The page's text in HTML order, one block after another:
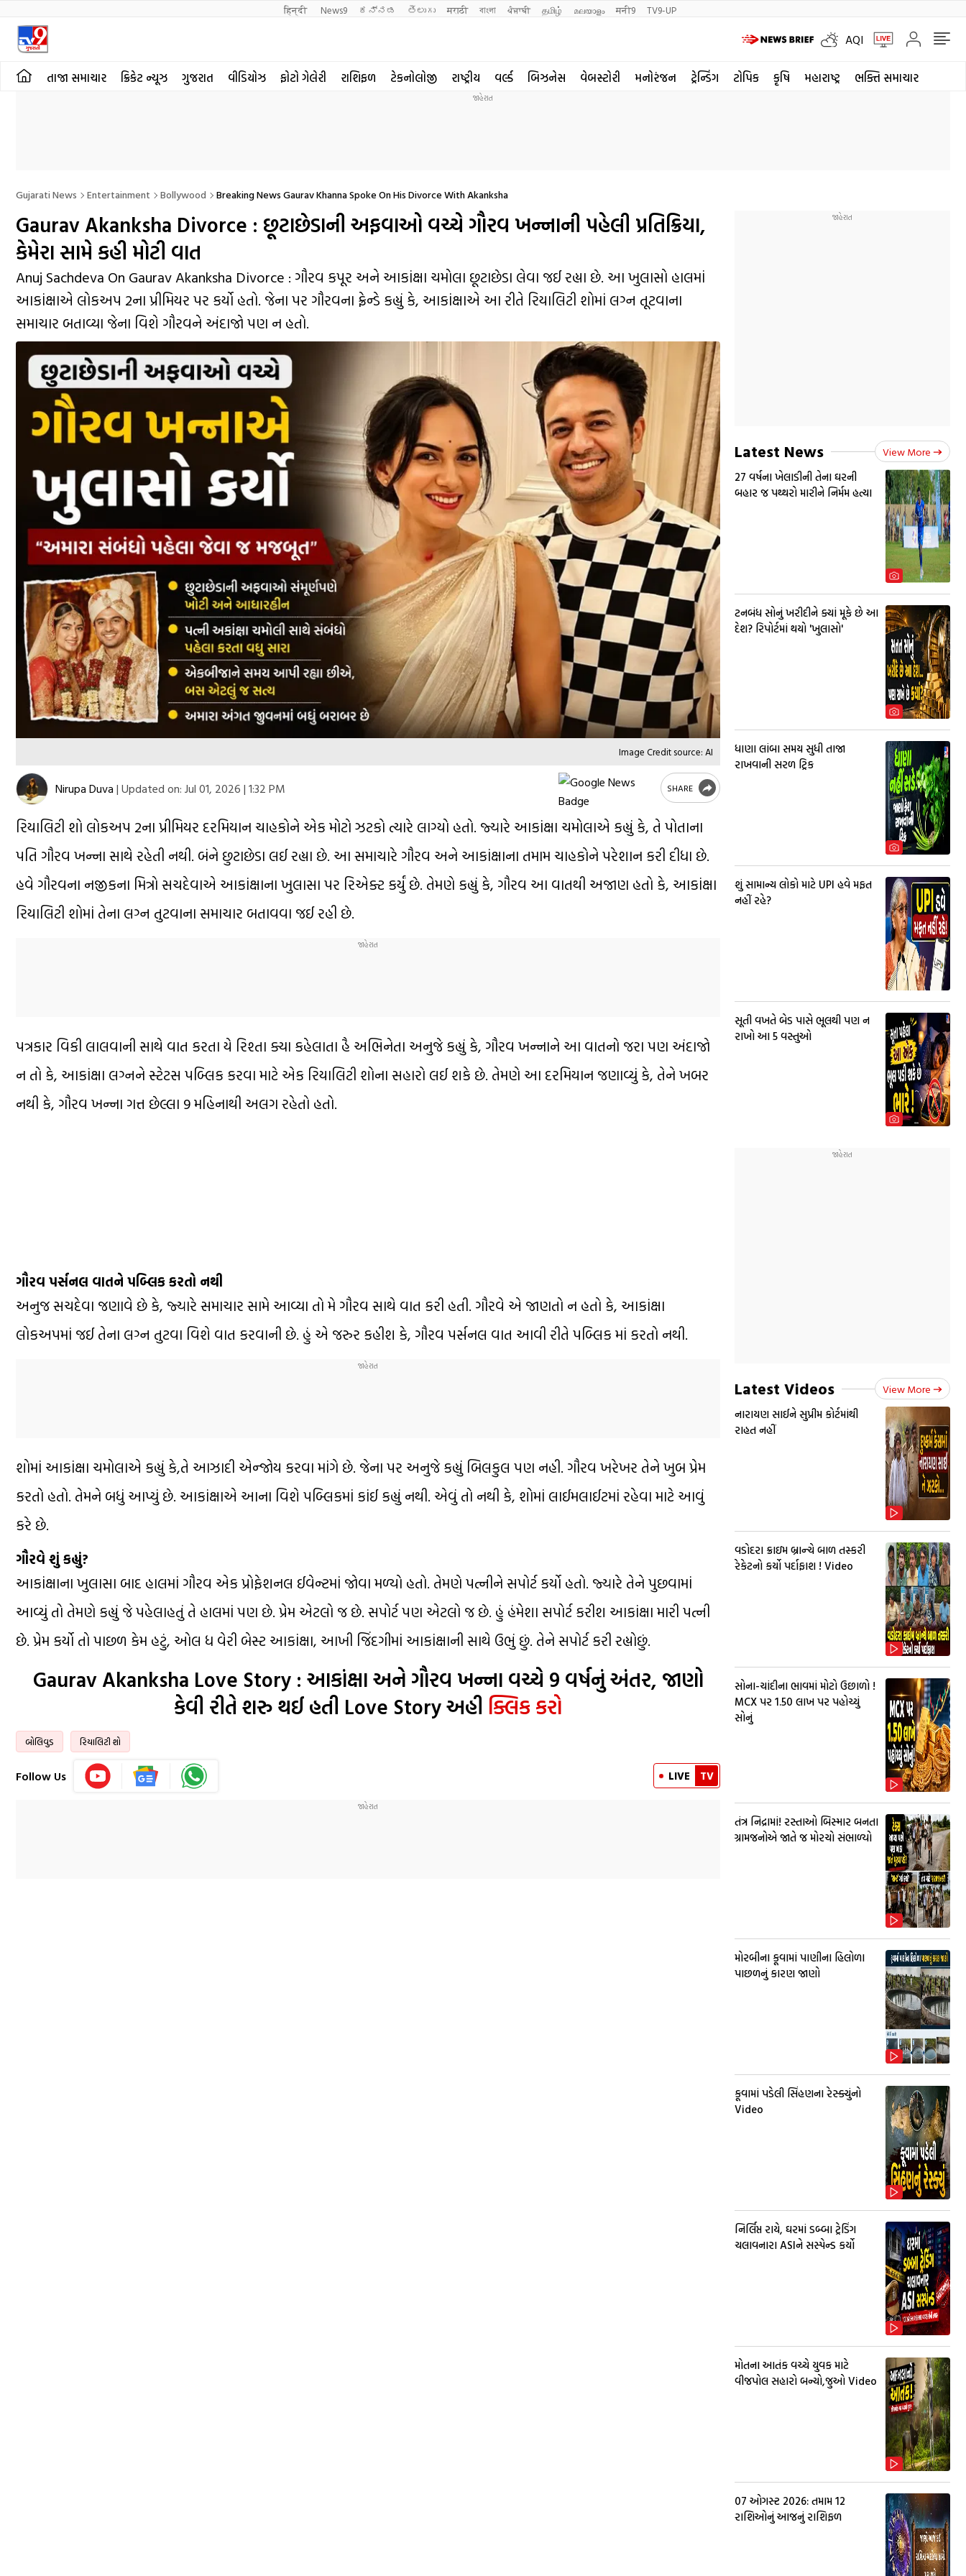
हिन्दी News9 ಕನ್ನಡ తెలుగు मराठी বাংলা ਪੰਜਾਬੀ தமிழ் മലയാളം मनी9 TV9-UP
AQI
તાજા સમાચાર ક્રિકેટ ન્યૂઝ ગુજરાત વીડિયોઝ ફોટો ગેલેરી રાશિફળ ટેકનોલોજી રાષ્ટ્રીય વર્લ્ડ બિઝનેસ વેબસ્ટોરી મનોરંજન ટ્રેન્ડિંગ ટોપિક કૃષિ મહારાષ્ટ્ર ભક્તિ સમાચાર
Gujarati News Entertainment Bollywood Breaking News Gaurav Khanna Spoke On His Divorce With Akanksha
Gaurav Akanksha Divorce : છૂટાછેડાની અફવાઓ વચ્ચે ગૌરવ ખન્નાની પહેલી પ્રતિક્રિયા,
કેમેરા સામે કહી મોટી વાત
Anuj Sachdeva On Gaurav Akanksha Divorce : ગૌરવ કપૂર અને આકાંક્ષા ચમોલા છૂટાછેડા લેવા જઈ રહ્યા છે. આ ખુલાસો હાલમાં
આકાંક્ષાએ લોકઅપ 2ના પ્રીમિયર પર કર્યો હતો. જેના પર ગૌરવના ફ્રેન્ડે કહ્યું કે, આકાંક્ષાએ આ રીતે રિયાલિટી શોમાં લગ્ન તૂટવાના
સમાચાર બતાવ્યા જેના વિશે ગૌરવને અંદાજો પણ ન હતો.
Image Credit source: AI
Nirupa Duva | Updated on: Jul 01, 2026 | 1:32 PM SHARE
રિયાલિટી શો લોકઅપ 2ના પ્રીમિયર દરમિયાન ચાહકોને એક મોટો ઝટકો ત્યારે લાગ્યો હતો. જ્યારે આકાંક્ષા ચમોલાએ કહ્યું કે, તે પોતાના
પતિ ગૌરવ ખન્ના સાથે રહેતી નથી. બંને છુટાછેડા લઈ રહ્યા છે. આ સમાચારે ગૌરવ અને આકાંક્ષાના તમામ ચાહકોને પરેશાન કરી દીધા છે.
હવે ગૌરવના નજીકના મિત્રો સચદેવાએ આકાંક્ષાના ખુલાસા પર રિએક્ટ કર્યું છે. તેમણે કહ્યું કે, ગૌરવ આ વાતથી અજાણ હતો કે, આકાંક્ષા
રિયાલિટી શોમાં તેના લગ્ન તુટવાના સમાચાર બતાવવા જઈ રહી છે.
પત્રકાર વિકી લાલવાની સાથે વાત કરતા યે રિશ્તા ક્યા કહેલાતા હૈ અભિનેતા અનુજે કહ્યું કે, ગૌરવ ખન્નાને આ વાતનો જરા પણ અંદાજો
ન તો કે, આકાંક્ષા લગ્નને સ્ટેટસ પબ્લિક કરવા માટે એક રિયાલિટી શોના સહારો લઈ શકે છે. તેમણે આ દરમિયાન જણાવ્યું કે, તેને ખબર
નથી કે, ગૌરવ ખન્ના ગત્ત છેલ્લા 9 મહિનાથી અલગ રહેતો હતો.
ગૌરવ પર્સનલ વાતને પબ્લિક કરતો નથી
અનુજ સચદેવા જણાવે છે કે, જ્યારે સમાચાર સામે આવ્યા તો મે ગૌરવ સાથે વાત કરી હતી. ગૌરવે એ જાણતો ન હતો કે, આકાંક્ષા
લોકઅપમાં જઈ તેના લગ્ન તુટવા વિશે વાત કરવાની છે. હું એ જરુર કહીશ કે, ગૌરવ પર્સનલ વાત આવી રીતે પબ્લિક માં કરતો નથી.
શોમાં આકાંક્ષા ચમોલાએ કહ્યું કે,તે આઝાદી એન્જોય કરવા માંગે છે. જેના પર અનુજે કહ્યું બિલકુલ પણ નહી. ગૌરવ ખરેખર તેને ખુબ પ્રેમ
કરતો હતો. તેમને બધું આપ્યું છે. આકાંક્ષાએ આના વિશે પબ્લિકમાં કાંઈ કહ્યું નથી. એવું તો નથી કે, શોમાં લાઈમલાઈટમાં રહેવા માટે આવું
કરે છે.
ગૌરવે શું કહ્યું?
આકાંક્ષાના ખુલાસા બાદ હાલમાં ગૌરવ એક પ્રોફેશનલ ઈવેન્ટમાં જોવા મળ્યો હતો. તેમણે પત્નીને સપોર્ટ કર્યો હતો. જ્યારે તેને પુછવામાં
આવ્યું તો તેમણે કહ્યું જે પહેલાહતું તે હાલમાં પણ છે. પ્રેમ એટલો જ છે. સપોર્ટ પણ એટલો જ છે. હું હંમેશા સપોર્ટ કરીશ આકાંક્ષા મારી પત્ની
છે. પ્રેમ કર્યો તો પાછળ કેમ હટું, ઓલ ધ વેરી બેસ્ટ આકાંક્ષા, આખી જિંદગીમાં આકાંક્ષાની સાથે ઉભું છું. તેને સપોર્ટ કરી રહ્યોછું.
Gaurav Akanksha Love Story : આકાંક્ષા અને ગૌરવ ખન્ના વચ્ચે 9 વર્ષનું અંતર, જાણો
કેવી રીતે શરુ થઈ હતી Love Story અહી ક્લિક કરો
બોલિવુડ રિયાલિટી શો
Follow Us LIVE TV
Latest News View More
27 વર્ષના ખેલાડીની તેના ઘરની
બહાર જ પથ્થરો મારીને નિર્મમ હત્યા
ટનબંધ સોનું ખરીદીને ક્યાં મૂકે છે આ
દેશ? રિપોર્ટમાં થયો 'ખુલાસો'
ધાણા લાંબા સમય સુધી તાજા
રાખવાની સરળ ટ્રિક
શું સામાન્ય લોકો માટે UPI હવે મફત
નહીં રહે?
સૂતી વખતે બેડ પાસે ભૂલથી પણ ન
રાખો આ 5 વસ્તુઓ
Latest Videos View More
નારાયણ સાઈને સુપ્રીમ કોર્ટમાંથી
રાહત નહીં
વડોદરા ક્રાઇમ બ્રાન્ચે બાળ તસ્કરી
રેકેટનો કર્યો પર્દાફાશ ! Video
સોના-ચાંદીના ભાવમાં મોટો ઉછાળો !
MCX પર ₹1.50 લાખ પર પહોચ્યું
સોનું
તંત્ર નિદ્રામાં! રસ્તાઓ બિસ્માર બનતા
ગ્રામજનોએ જાતે જ મોરચો સંભાળ્યો
મોરબીના કૂવામાં પાણીના હિલોળા
પાછળનું કારણ જાણો
કૂવામાં પડેલી સિંહણના રેસ્ક્યુંનો
Video
નિર્લિપ્ત રાયે, ઘરમાં ડબ્બા ટ્રેડિંગ
ચલાવનારા ASIને સસ્પેન્ડ કર્યો
મોતના આતંક વચ્ચે યુવક માટે
વીજપોલ સહારો બન્યો,જુઓ Video
07 ઓગસ્ટ 2026: તમામ 12
રાશિઓનું આજનું રાશિફળ